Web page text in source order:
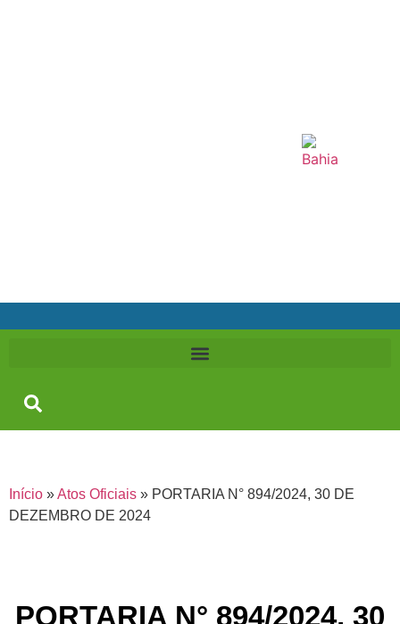
Início »Atos Oficiais » PORTARIA N° 894/2024, 30 DE
DEZEMBRO DE 2024
PORTARIA N° 894/2024, 30